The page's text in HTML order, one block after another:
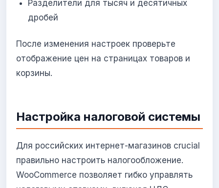
Разделители для тысяч и десятичных
дробей
После изменения настроек проверьте
отображение цен на страницах товаров и
корзины.
Настройка налоговой системы
Для российских интернет-магазинов crucial
правильно настроить налогообложение.
WooCommerce позволяет гибко управлять